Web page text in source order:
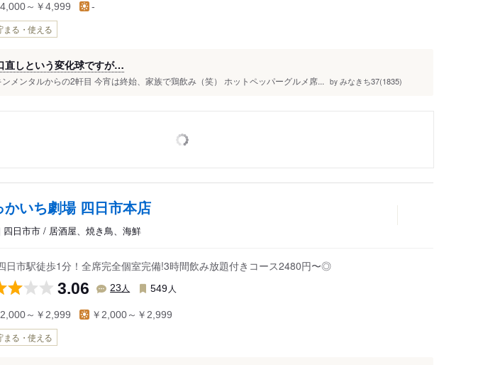
4,000～￥4,999 -
まる・使える
直しという変化球ですが…
メンタルからの2軒目 今宵は終始、家族で鶏飲み（笑） ホットペッパーグルメ席... by みなきち37(1835)
かいち劇場 四日市本店
四日市市 / 居酒屋、焼き鳥、海鮮
日市駅徒歩1分！全席完全個室完備!3時間飲み放題付きコース2480円〜◎
3.06 23 人 549 人
2,000～￥2,999 ￥2,000～￥2,999
まる・使える